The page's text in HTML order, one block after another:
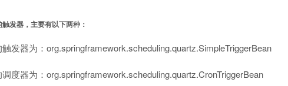
发器，主要有以下两种：
发器为：org.springframework.scheduling.quartz.SimpleTriggerBean
度器为：org.springframework.scheduling.quartz.CronTriggerBean